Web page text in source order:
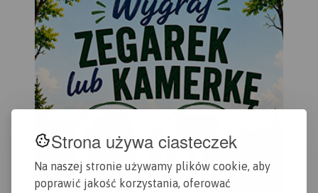
Strona używa ciasteczek
Na naszej stronie używamy plików cookie, aby
poprawić jakość korzystania, oferować